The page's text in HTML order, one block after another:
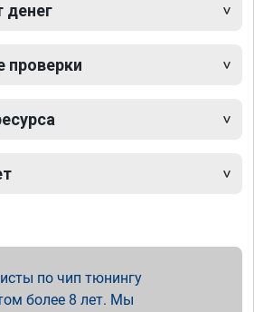
денег
проверки
по чип тюнингу
более 8 лет. Мы